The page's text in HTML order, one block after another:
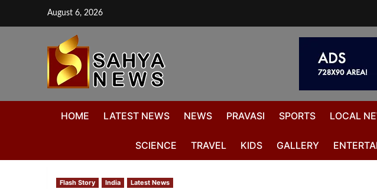
August 6, 2026
HOME LATEST NEWS NEWS PRAVASI SPORTS LOCAL
SCIENCE TRAVEL KIDS GALLERY
Flash Story India Latest News